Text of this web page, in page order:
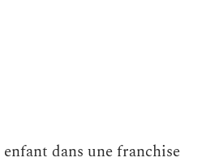
dans une franchise